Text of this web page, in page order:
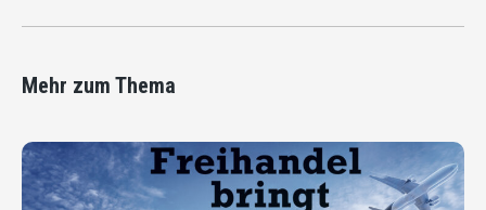
Mehr zum Thema